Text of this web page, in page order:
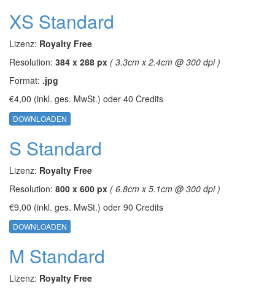
XS Standard
Lizenz: Royalty Free
Resolution: 384 x 288 px ( 3.3cm x 2.4cm @ 300 dpi )
Format: .jpg
€4,00 (inkl. ges. MwSt.) oder 40 Credits
DOWNLOADEN
S Standard
Lizenz: Royalty Free
Resolution: 800 x 600 px ( 6.8cm x 5.1cm @ 300 dpi )
€9,00 (inkl. ges. MwSt.) oder 90 Credits
DOWNLOADEN
M Standard
Lizenz: Royalty Free